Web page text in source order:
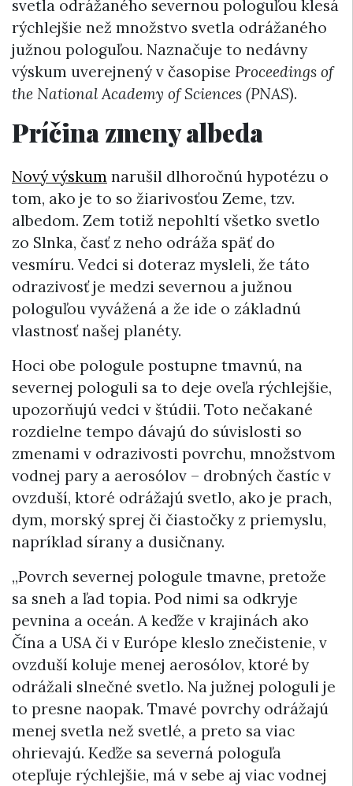
svetla odrážaného severnou pologuľou klesá
rýchlejšie než množstvo svetla odrážaného
južnou pologuľou. Naznačuje to nedávny
výskum uverejnený v časopise Proceedings of
the National Academy of Sciences (PNAS).
Príčina zmeny albeda
Nový výskum narušil dlhoročnú hypotézu o
tom, ako je to so žiarivosťou Zeme, tzv.
albedom. Zem totiž nepohltí všetko svetlo
zo Slnka, časť z neho odráža späť do
vesmíru. Vedci si doteraz mysleli, že táto
odrazivosť je medzi severnou a južnou
pologuľou vyvážená a že ide o základnú
vlastnosť našej planéty.
Hoci obe pologule postupne tmavnú, na
severnej pologuli sa to deje oveľa rýchlejšie,
upozorňujú vedci v štúdii. Toto nečakané
rozdielne tempo dávajú do súvislosti so
zmenami v odrazivosti povrchu, množstvom
vodnej pary a aerosólov – drobných častíc v
ovzduší, ktoré odrážajú svetlo, ako je prach,
dym, morský sprej či čiastočky z priemyslu,
napríklad sírany a dusičnany.
„Povrch severnej pologule tmavne, pretože
sa sneh a ľad topia. Pod nimi sa odkryje
pevnina a oceán. A keďže v krajinách ako
Čína a USA či v Európe kleslo znečistenie, v
ovzduší koluje menej aerosólov, ktoré by
odrážali slnečné svetlo. Na južnej pologuli je
to presne naopak. Tmavé povrchy odrážajú
menej svetla než svetlé, a preto sa viac
ohrievajú. Keďže sa severná pologuľa
otepľuje rýchlejšie, má v sebe aj viac vodnej